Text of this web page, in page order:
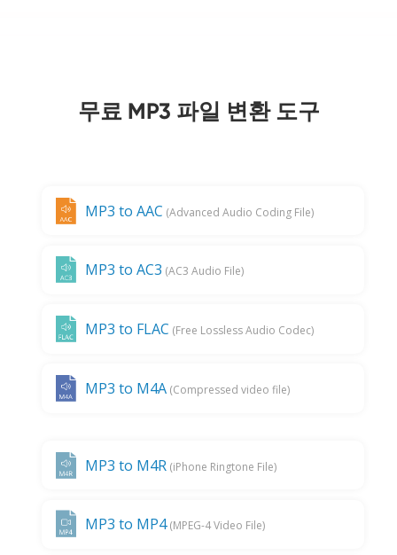
무료 MP3 파일 변환 도구
MP3 to AAC (Advanced Audio Coding File)
MP3 to AC3 (AC3 Audio File)
MP3 to FLAC (Free Lossless Audio Codec)
MP3 to M4A (Compressed video file)
MP3 to M4R (iPhone Ringtone File)
MP3 to MP4(MPEG-4 Video File)